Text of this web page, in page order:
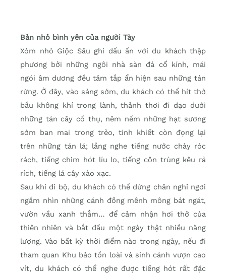
Bản nhỏ bình yên của người Tày
Xóm nhỏ Giộc Sâu ghi dấu ấn với du khách thập
phương bởi những ngôi nhà sàn đá cổ kính, mái
ngói âm dương đều tăm tắp ẩn hiện sau những tán
rừng. Ở đây, vào sáng sớm, du khách có thể hít thở
bầu không khí trong lành, thảnh thơi đi dạo dưới
những tán cây cổ thụ, nêm nếm những hạt sương
sớm ban mai trong trẻo, tinh khiết còn đọng lại
trên những tán lá; lắng nghe tiếng nước chảy róc
rách, tiếng chim hót líu lo, tiếng côn trùng kêu rả
rích, tiếng lá cây xào xạc.
Sau khi đi bộ, du khách có thể dừng chân nghỉ ngơi
ngắm nhìn những cánh đồng mênh mông bát ngát,
vườn vầu xanh thẳm… để cảm nhận hơi thở của
thiên nhiên và bắt đầu một ngày thật nhiều năng
lượng. Vào bất kỳ thời điểm nào trong ngày, nếu đi
tham quan Khu bảo tồn loài và sinh cảnh vượn cao
vít, du khách có thể nghe được tiếng hót rất đặc